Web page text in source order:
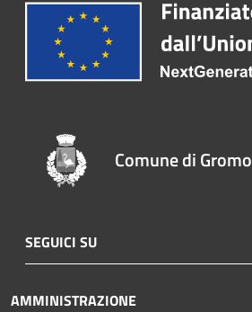
Comune di Gromo
SEGUICI SU
AMMINISTRAZIONE